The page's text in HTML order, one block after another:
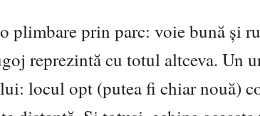
plimbare prin parc: voie bună și
reprezintă cu totul altceva. Un
locul opt (putea fi chiar nouă)